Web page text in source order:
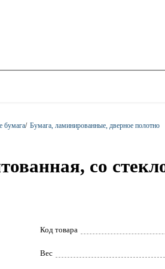
бумага/ Бумага, ламинированные, дверное полотно
со
Код товара
Вес